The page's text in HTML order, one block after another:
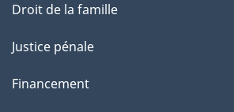
Droit de la famille
Justice pénale
Financement